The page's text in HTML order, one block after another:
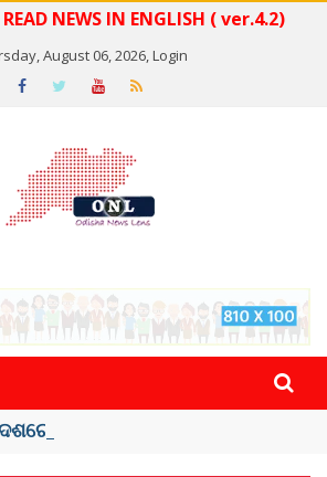
NEWS IN ENGLISH ( ver.4.2)
August 06, 2026,Login
ପ୍ଲାଷ୍ଟିକ୍ ନୋଟ୍‌ ପ୍ରଚଳନ ...